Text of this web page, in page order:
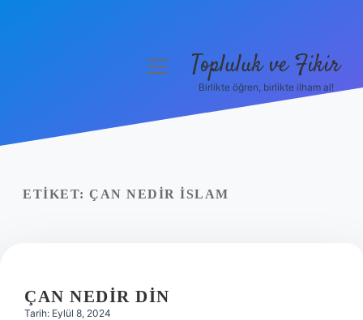
Yasal Uyarı
menüyüTopluluk ve Fikir
Birlikte öğren, birlikte ilham al!
ETIKET: ÇAN NEDIR ISLAM
ÇAN NEDIR DIN
Tarih: Eylül 8, 2024